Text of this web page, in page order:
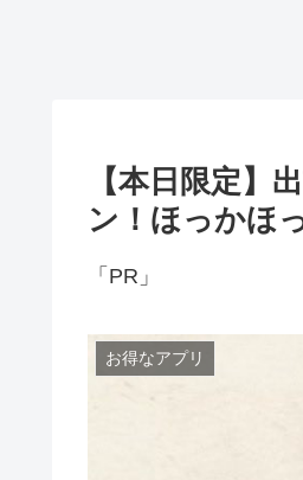
【本日限定】
ン！ほっかほ
「PR」
お得なアプリ